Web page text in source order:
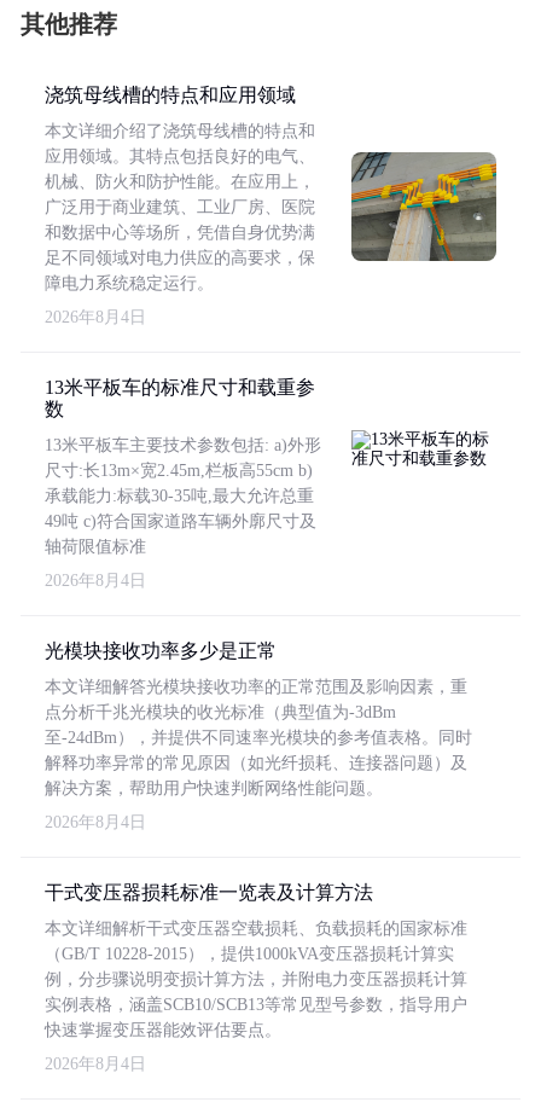
其他推荐
浇筑母线槽的特点和应用领域
本文详细介绍了浇筑母线槽的特点和
应用领域。其特点包括良好的电气、
机械、防火和防护性能。在应用上，
广泛用于商业建筑、工业厂房、医院
和数据中心等场所，凭借自身优势满
足不同领域对电力供应的高要求，保
障电力系统稳定运行。
2026年8月4日
13米平板车的标准尺寸和载重参
数
13米平板车主要技术参数包括: a)外形
尺寸:长13m×宽2.45m,栏板高55cm b)
承载能力:标载30-35吨,最大允许总重
49吨 c)符合国家道路车辆外廓尺寸及
轴荷限值标准
2026年8月4日
光模块接收功率多少是正常
本文详细解答光模块接收功率的正常范围及影响因素，重
点分析千兆光模块的收光标准（典型值为-3dBm
至-24dBm），并提供不同速率光模块的参考值表格。同时
解释功率异常的常见原因（如光纤损耗、连接器问题）及
解决方案，帮助用户快速判断网络性能问题。
2026年8月4日
干式变压器损耗标准一览表及计算方法
本文详细解析干式变压器空载损耗、负载损耗的国家标准
（GB/T 10228-2015），提供1000kVA变压器损耗计算实
例，分步骤说明变损计算方法，并附电力变压器损耗计算
实例表格，涵盖SCB10/SCB13等常见型号参数，指导用户
快速掌握变压器能效评估要点。
2026年8月4日